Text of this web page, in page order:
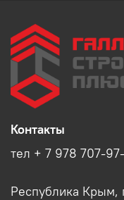
Контакты
тел + 7 978 707-
Республика Крым,